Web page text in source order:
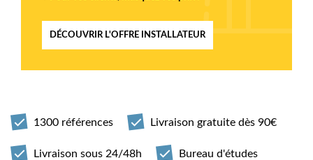
DÉCOUVRIR L'OFFRE INSTALLATEUR
1300 références Livraison gratuite dès 90€
Livraison sous 24/48h Bureau d'études